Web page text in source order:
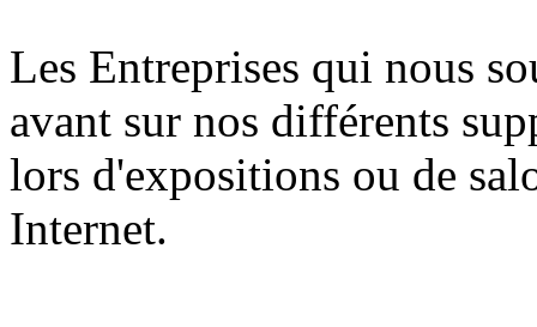
Les Entreprises qui nous
avant sur nos différents
lors d'expositions ou de
Internet.